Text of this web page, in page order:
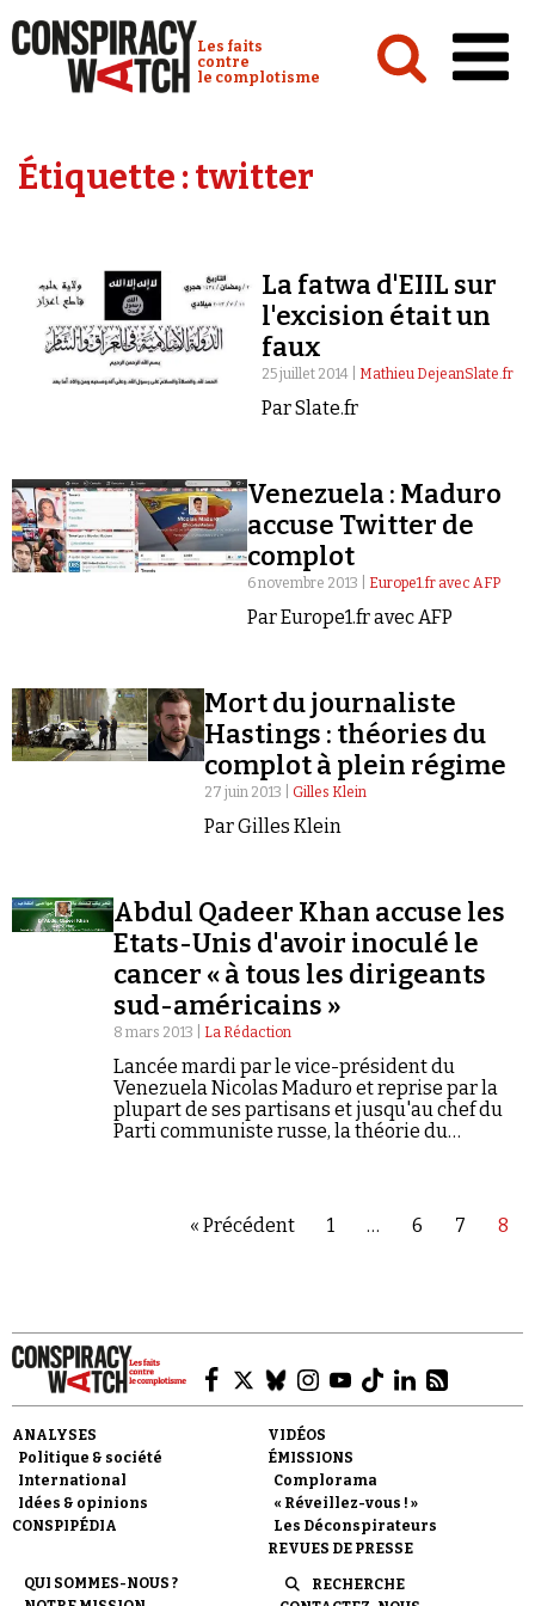
Conspiracy Watch :
Les faits
contre
le complotisme
Analyses
Vidéos
Émissions
Revues de presse
Newsletter
Faire un don
Se connecter
Étiquette :twitter
La fatwa d'EIIL sur
l'excision était un
faux
25 juillet 2014 | Mathieu DejeanSlate.fr
Par Slate.fr
Venezuela : Maduro
accuse Twitter de
complot
6 novembre 2013 | Europe1.fr avec AFP
Par Europe1.fr avec AFP
Mort du journaliste
Hastings : théories du
complot à plein régime
27 juin 2013 | Gilles Klein
Par Gilles Klein
Abdul Qadeer Khan accuse les
Etats-Unis d'avoir inoculé le
cancer « à tous les dirigeants
sud-américains »
8 mars 2013 | La Rédaction
Lancée mardi par le vice-président du
Venezuela Nicolas Maduro et reprise par la
plupart de ses partisans et jusqu'au chef du
Parti communiste russe, la théorie du
« Précédent 1 … 6 7 8
ANALYSES
Politique & société
International
Idées & opinions
CONSPIPÉDIA
VIDÉOS
ÉMISSIONS
Complorama
« Réveillez-vous ! »
Les Déconspirateurs
REVUES DE PRESSE
QUI SOMMES-NOUS ?
RECHERCHE